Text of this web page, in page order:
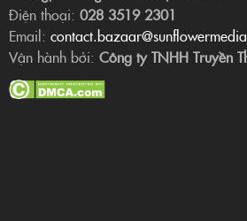
Điện thoại: 028 3519 2301
Email:
Vận hành bởi: Công ty TNHH Truyền